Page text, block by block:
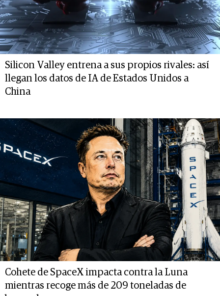
Silicon Valley entrena a sus propios rivales: así
llegan los datos de IA de Estados Unidos a
China
Cohete de SpaceX impacta contra la Luna
mientras recoge más de 209 toneladas de